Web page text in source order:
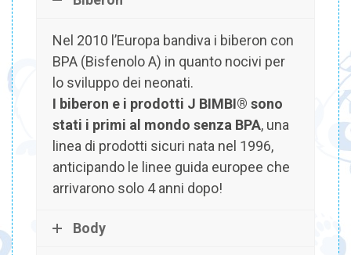
Nel 2010 l’Europa bandiva i biberon con
BPA (Bisfenolo A) in quanto nocivi per
lo sviluppo dei neonati.
I biberon e i prodotti J BIMBI® sono
stati i primi al mondo senza BPA, una
linea di prodotti sicuri nata nel 1996,
anticipando le linee guida europee che
arrivarono solo 4 anni dopo!
Body